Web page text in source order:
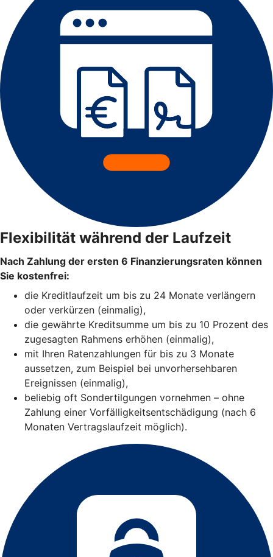
Flexibilität während der Laufzeit
Nach Zahlung der ersten 6 Finanzierungsraten können
Sie kostenfrei:
die Kreditlaufzeit um bis zu 24 Monate verlängern
oder verkürzen (einmalig),
die gewährte Kreditsumme um bis zu 10 Prozent des
zugesagten Rahmens erhöhen (einmalig),
mit Ihren Ratenzahlungen für bis zu 3 Monate
aussetzen, zum Beispiel bei unvorhersehbaren
Ereignissen (einmalig),
beliebig oft Sondertilgungen vornehmen – ohne
Zahlung einer Vorfälligkeitsentschädigung (nach 6
Monaten Vertragslaufzeit möglich).